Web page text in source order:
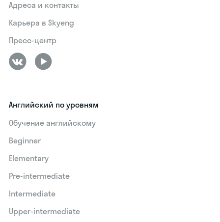
Адреса и контакты
Карьера в Skyeng
Пресс-центр
Английский по уровням
Обучение английскому
Beginner
Elementary
Pre-intermediate
Intermediate
Upper-intermediate